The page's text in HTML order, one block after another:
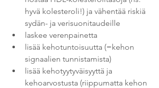
hyvä kolesteroli!) ja vähentää riskiä
sydän- ja verisuonitaudeille
laskee verenpainetta
lisää kehotuntoisuutta (=kehon
signaalien tunnistamista)
lisää kehotyytyväisyyttä ja
kehoarvostusta (riippumatta kehon